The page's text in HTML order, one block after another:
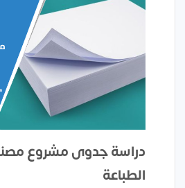
دراسة جدوى مشروع
الطباعة